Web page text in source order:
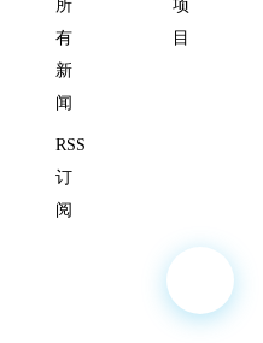
所
有
新
闻
RSS
订
阅
项
目